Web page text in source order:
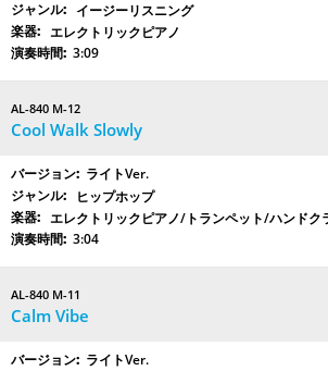
イージーリスニング
エレクトリックピアノ
3:09
AL-840 M-12
Cool Walk Slowly
ライトVer.
ヒップホップ
エレクトリックピアノ/トランペット/ハンドク
3:04
AL-840 M-11
Calm Vibe
ライトVer.